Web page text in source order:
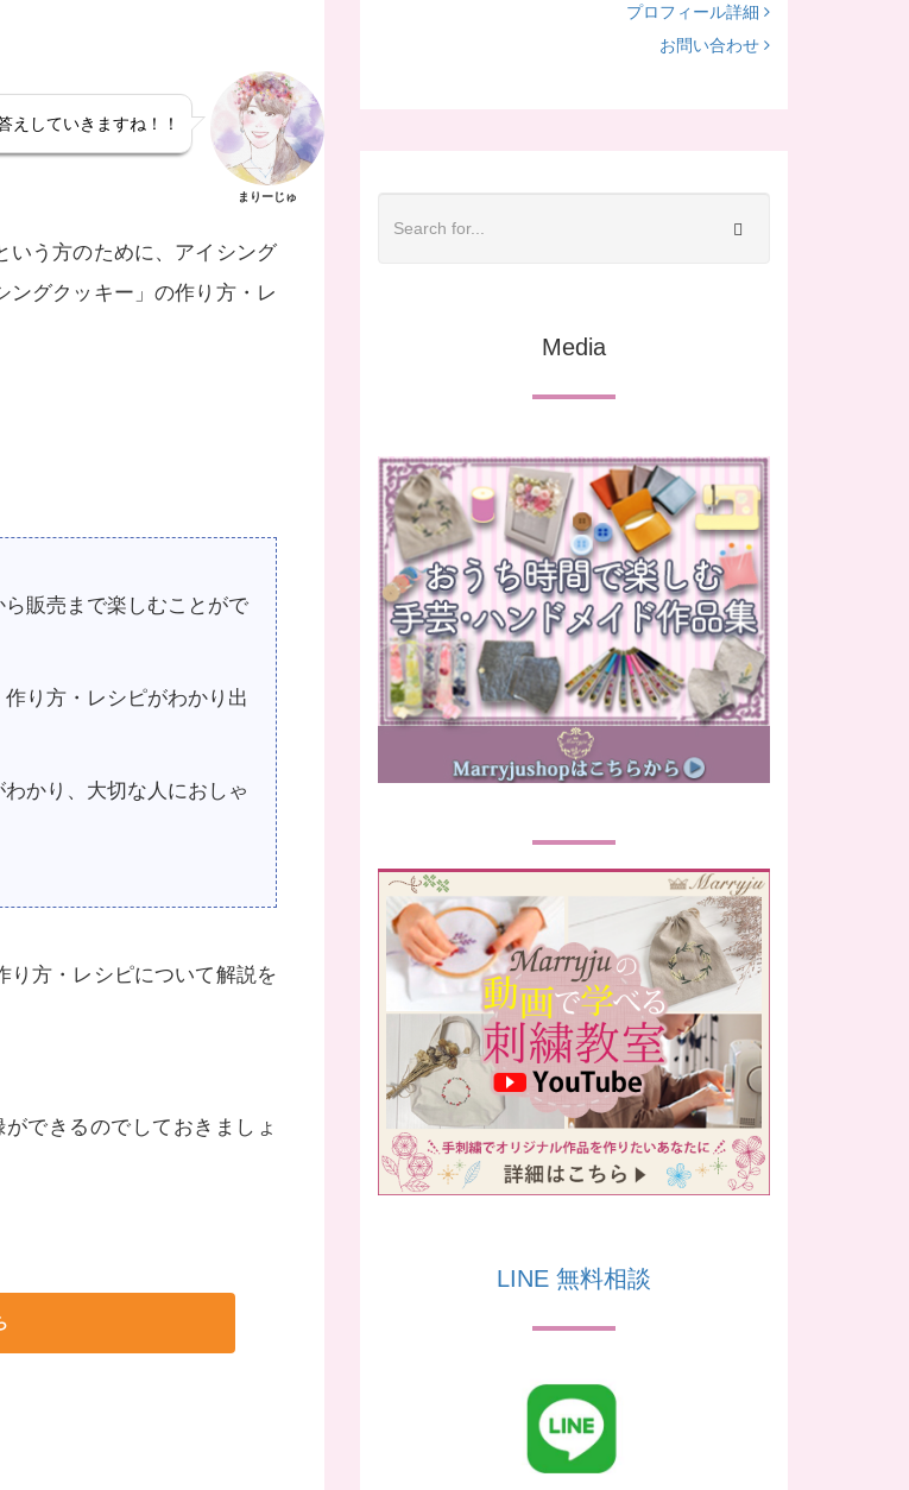
えしていきますね！！
まりーじゅ
いう方のために、アイシング
ングクッキー」の作り方・レ
販売まで楽しむことがで
り方・レシピがわかり出
かり、大切な人におしゃ
り方・レシピについて解説を
できるのでしておきましょ
プロフィール詳細
お問い合わせ
Media
LINE 無料相談